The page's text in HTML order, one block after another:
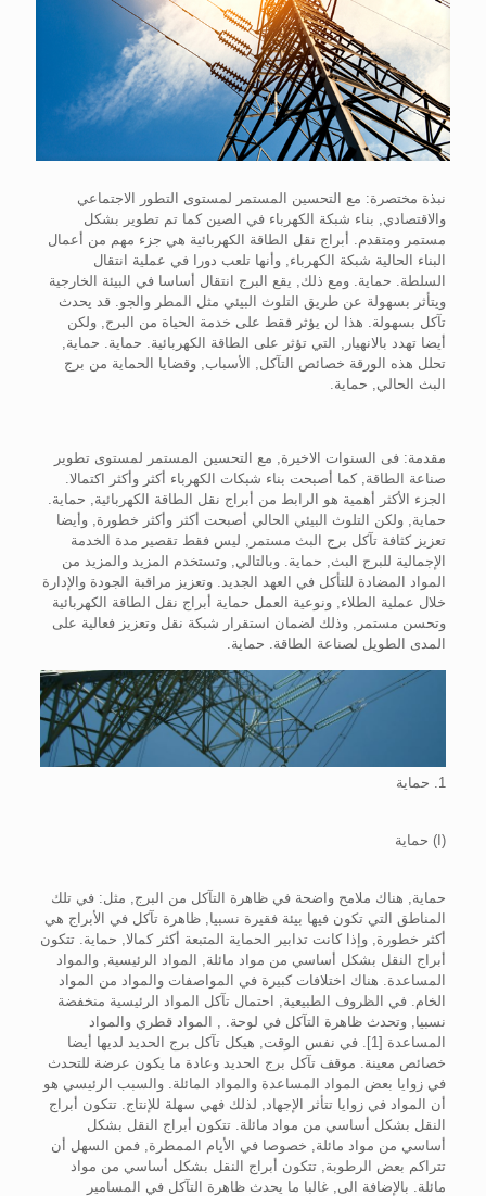
نبذة مختصرة: مع التحسين المستمر لمستوى التطور الاجتماعي
والاقتصادي, بناء شبكة الكهرباء في الصين كما تم تطوير بشكل
مستمر ومتقدم. أبراج نقل الطاقة الكهربائية هي جزء مهم من أعمال
البناء الحالية شبكة الكهرباء, وأنها تلعب دورا في عملية انتقال
السلطة. حماية. ومع ذلك, يقع البرج انتقال أساسا في البيئة الخارجية
ويتأثر بسهولة عن طريق التلوث البيئي مثل المطر والجو. قد يحدث
تآكل بسهولة. هذا لن يؤثر فقط على خدمة الحياة من البرج, ولكن
أيضا تهدد بالانهيار, التي تؤثر على الطاقة الكهربائية. حماية. حماية,
تحلل هذه الورقة خصائص التآكل, الأسباب, وقضايا الحماية من برج
البث الحالي, حماية.
مقدمة: فى السنوات الاخيرة, مع التحسين المستمر لمستوى تطوير
صناعة الطاقة, كما أصبحت بناء شبكات الكهرباء أكثر وأكثر اكتمالا.
الجزء الأكثر أهمية هو الرابط من أبراج نقل الطاقة الكهربائية, حماية.
حماية, ولكن التلوث البيئي الحالي أصبحت أكثر وأكثر خطورة, وأيضا
تعزيز كثافة تآكل برج البث مستمر, ليس فقط تقصير مدة الخدمة
الإجمالية للبرج البث, حماية. وبالتالي, وتستخدم المزيد والمزيد من
المواد المضادة للتأكل في العهد الجديد. وتعزيز مراقبة الجودة والإدارة
خلال عملية الطلاء, ونوعية العمل حماية أبراج نقل الطاقة الكهربائية
وتحسن مستمر, وذلك لضمان استقرار شبكة نقل وتعزيز فعالية على
المدى الطويل لصناعة الطاقة. حماية.
1. حماية
(ا ) حماية
حماية, هناك ملامح واضحة في ظاهرة التآكل من البرج, مثل: في تلك
المناطق التي تكون فيها بيئة فقيرة نسبيا, ظاهرة تآكل في الأبراج هي
أكثر خطورة, وإذا كانت تدابير الحماية المتبعة أكثر كمالا, حماية. تتكون
أبراج النقل بشكل أساسي من مواد مائلة, المواد الرئيسية, والمواد
المساعدة. هناك اختلافات كبيرة في المواصفات والمواد من المواد
الخام. في الظروف الطبيعية, احتمال تآكل المواد الرئيسية منخفضة
نسبيا, وتحدث ظاهرة التآكل في لوحة. , المواد قطري والمواد
المساعدة [1]. في نفس الوقت, هيكل تآكل برج الحديد لديها أيضا
خصائص معينة. موقف تآكل برج الحديد وعادة ما يكون عرضة للتحدث
في زوايا بعض المواد المساعدة والمواد المائلة. والسبب الرئيسي هو
أن المواد في زوايا تتأثر الإجهاد, لذلك فهي سهلة للإنتاج. تتكون أبراج
النقل بشكل أساسي من مواد مائلة. تتكون أبراج النقل بشكل
أساسي من مواد مائلة, خصوصا في الأيام الممطرة, فمن السهل أن
تتراكم بعض الرطوبة, تتكون أبراج النقل بشكل أساسي من مواد
مائلة. بالإضافة الى, غالبا ما يحدث ظاهرة التآكل في المسامير